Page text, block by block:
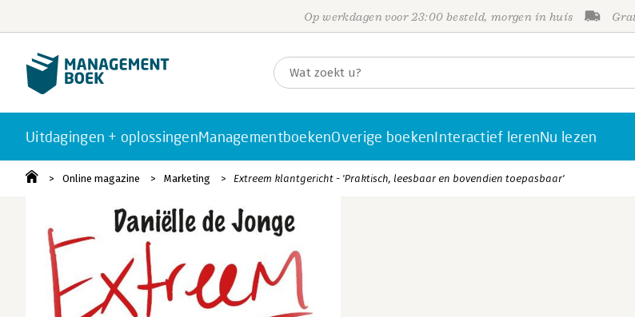
Op werkdagen voor 23:00 besteld, morgen in huis
Uitdagingen + oplossingenManagementboekenOverige boekenInteractief lerenNu lezen
Online magazine Marketing Extreem klantgericht - 'Praktisch, leesbaar en bovendien toepasbaar'